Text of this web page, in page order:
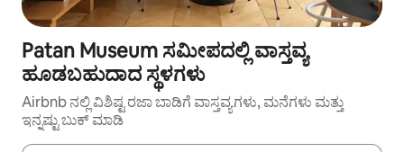
Patan Museum ಸಮೀಪದಲ್ಲಿ ವಾಸ್ತವ್ಯ
ಹೂಡಬಹುದಾದ ಸ್ಥಳಗಳು
Airbnb ನಲ್ಲಿ ವಿಶಿಷ್ಟ ರಜಾ ಬಾಡಿಗೆ ವಾಸ್ತವ್ಯಗಳು, ಮನೆಗಳು ಮತ್ತು
ಇನ್ನಷ್ಟು ಬುಕ್ ಮಾಡಿ